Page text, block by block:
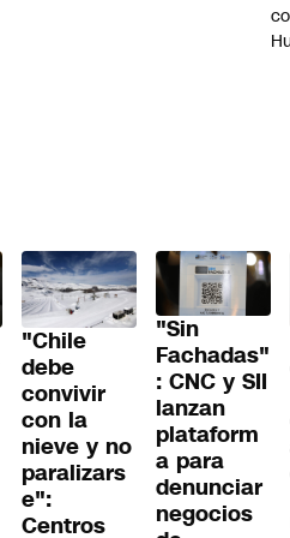
"Chile
debe
convivir
con la
nieve y no
paralizars
e":
Centros
"Sin
Fachadas"
: CNC y SII
lanzan
plataform
a para
denunciar
negocios